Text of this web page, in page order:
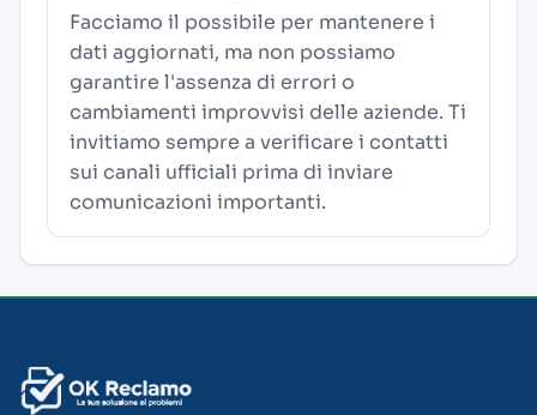
Facciamo il possibile per mantenere i
dati aggiornati, ma non possiamo
garantire l'assenza di errori o
cambiamenti improvvisi delle aziende. Ti
invitiamo sempre a verificare i contatti
sui canali ufficiali prima di inviare
comunicazioni importanti.